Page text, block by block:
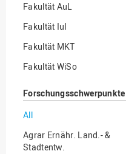
Fakultät AuL
Fakultät IuI
Fakultät MKT
Fakultät WiSo
Forschungsschwerpunkte
All
Agrar Ernähr. Land.- &
Stadtentw.